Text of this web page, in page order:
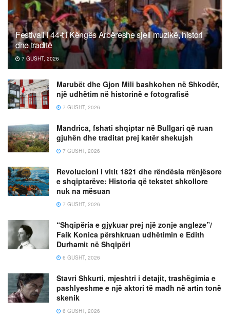
Festivali i 44-t i Këngës Arbëreshe sjell muzikë, histori
dhe traditë
7 GUSHT, 2026
Marubët dhe Gjon Mili bashkohen në Shkodër,
një udhëtim në historinë e fotografisë
7 GUSHT, 2026
Mandrica, fshati shqiptar në Bullgari që ruan
gjuhën dhe traditat prej katër shekujsh
7 GUSHT, 2026
Revolucioni i vitit 1821 dhe rëndësia rrënjësore
e shqiptarëve: Historia që tekstet shkollore
nuk na mësuan
7 GUSHT, 2026
“Shqipëria e gjykuar prej një zonje angleze”/
Faik Konica përshkruan udhëtimin e Edith
Durhamit në Shqipëri
6 GUSHT, 2026
Stavri Shkurti, mjeshtri i detajit, trashëgimia e
pashlyeshme e një aktori të madh në artin tonë
skenik
6 GUSHT, 2026